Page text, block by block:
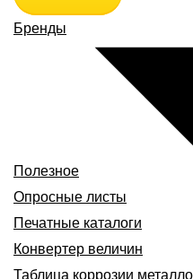
Бренды
Полезное
Опросные листы
Печатные каталоги
Конвертер величин
Таблица коррозии